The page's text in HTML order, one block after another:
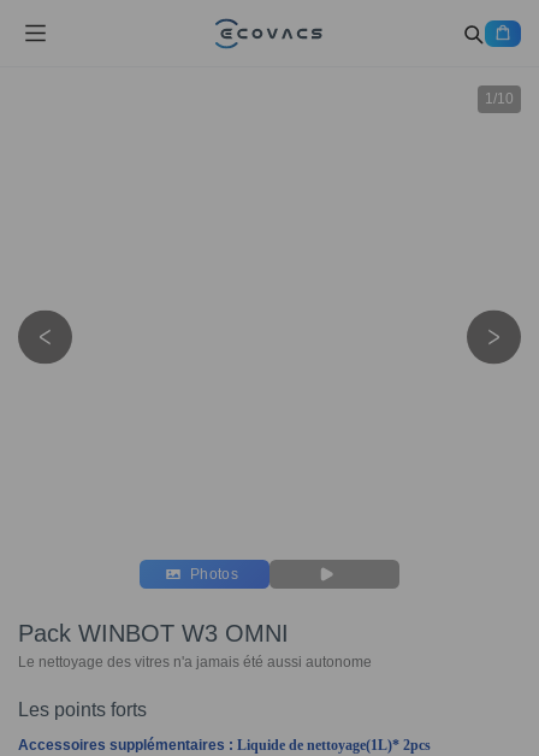
1/10
Photos
Pack WINBOT W3 OMNI
Le nettoyage des vitres n'a jamais été aussi autonome
Les points forts
Accessoires supplémentaires : Liquide de nettoyage(1L)* 2pcs